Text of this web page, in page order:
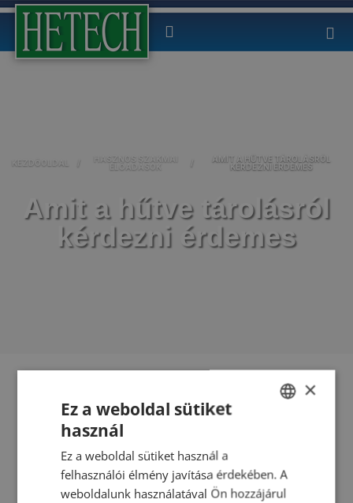
KEZDŐOLDAL /
HASZNOS SZAKMAI
ELŐADÁSOK
/
AMIT A HŰTVE TÁROLÁSRÓL
KÉRDEZNI ÉRDEMES
Amit a hűtve tárolásról
kérdezni érdemes
ROMANIAN
×
Ez a weboldal sütiket
használ
Ez a weboldal sütiket használ a
felhasználói élmény javítása érdekében. A
weboldalunk használatával Ön hozzájárul